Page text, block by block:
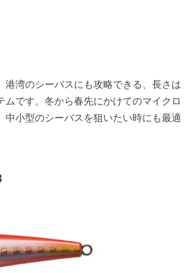
港湾のシーバスにも攻略できる、長さは
です。冬から春先にかけてのマイクロ
中小型のシーバスを狙いたい時にも最適